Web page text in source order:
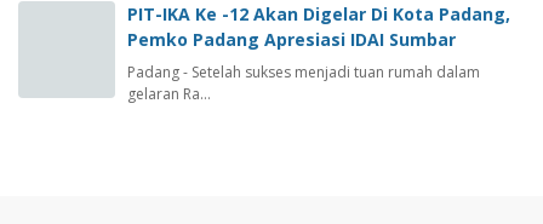
PIT-IKA Ke -12 Akan Digelar Di Kota Padang,
Pemko Padang Apresiasi IDAI Sumbar
Padang - Setelah sukses menjadi tuan rumah dalam
gelaran Ra…